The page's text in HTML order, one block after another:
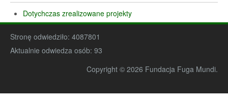
Dotychczas zrealizowane projekty
Stronę odwiedziło: 4087801
Aktualnie odwiedza osób: 93
Copyright © 2026 Fundacja Fuga Mundi.